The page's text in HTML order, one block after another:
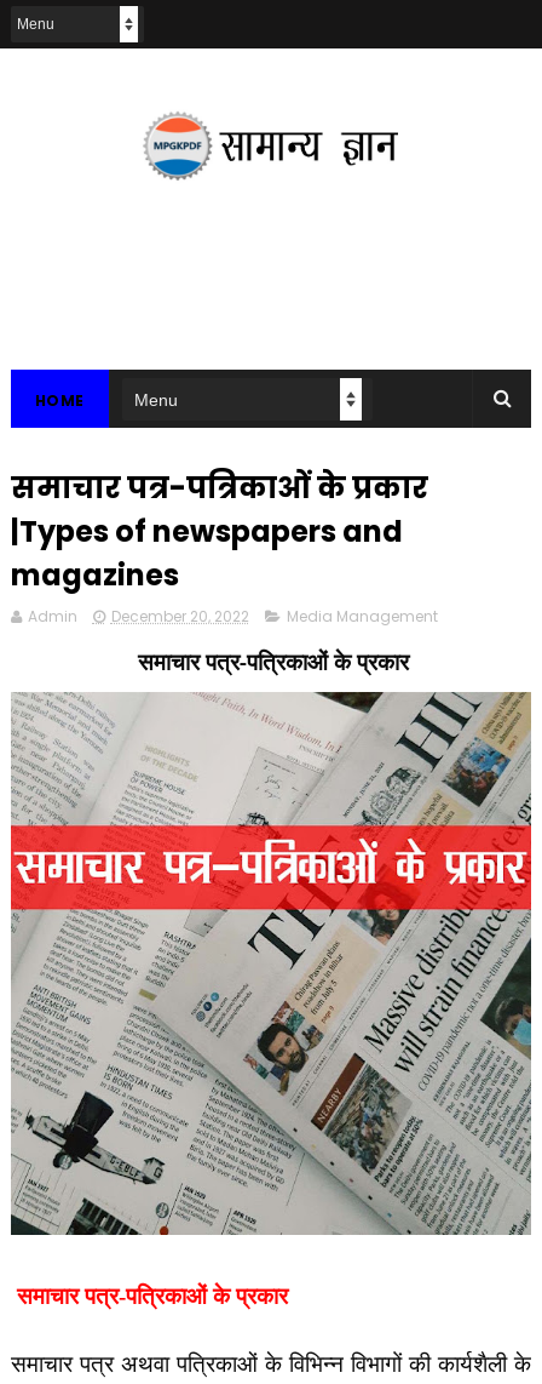
HOME
समाचार पत्र-पत्रिकाओं के प्रकार
|Types of newspapers and
magazines
Admin December 20, 2022 Media Management
समाचार पत्र-पत्रिकाओं के प्रकार
समाचार पत्र-पत्रिकाओं के प्रकार
समाचार पत्र अथवा पत्रिकाओं के विभिन्न विभागों की कार्यशैली के